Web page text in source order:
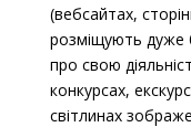
(вебсайтах,
розміщують дуже
про свою
конкурсах,
світлинах